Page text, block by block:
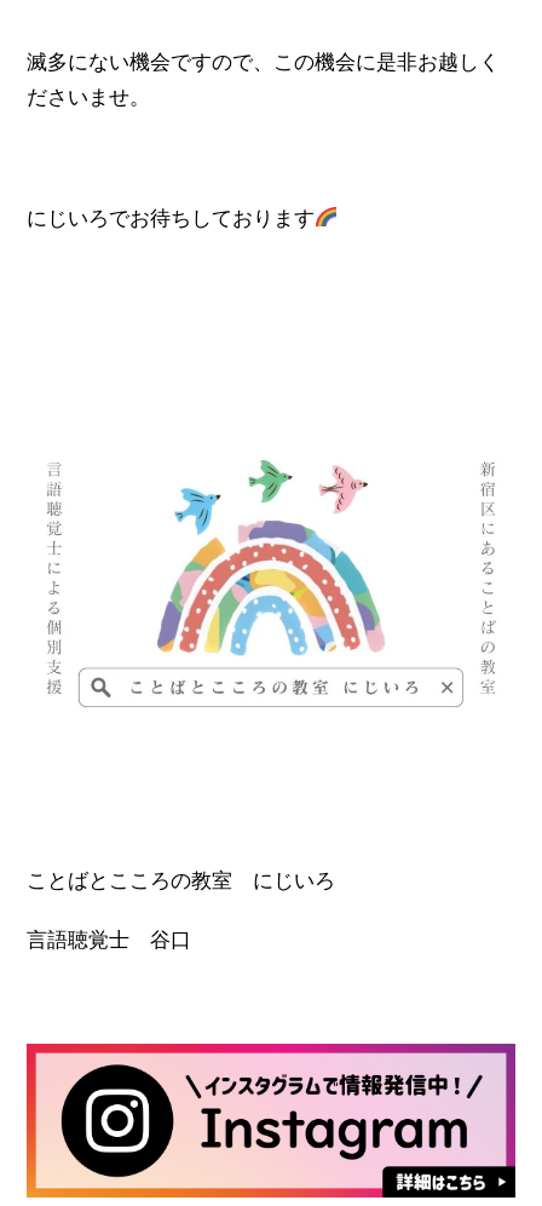
滅多にない機会ですので、この機会に是非お越しく
ださいませ。
にじいろでお待ちしております
ことばとこころの教室 にじいろ
言語聴覚士 谷口